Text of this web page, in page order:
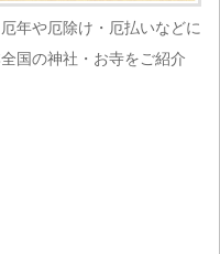
年や厄除け・厄払いなどに
国の神社・お寺をご紹介